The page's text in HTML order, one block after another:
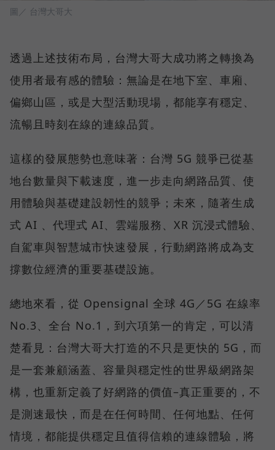
圖／ 台灣大哥大
透過上述技術布局，台灣大哥大成功將之轉換為
使用者最有感的體驗：無論是在地下室、車廂、
偏鄉山區，或是大型活動現場，都能享有穩定、
流暢且時刻在線的連線品質。
這樣的發展態勢也意味著：台灣 5G 競爭已從基
地台數量與下載速度，進一步走向網路品質、使
用體驗與基礎建設韌性的競爭；未來，隨著生成
式 AI 、代理式 AI、雲端服務、XR 沉浸式體驗、
自駕車與智慧城市快速發展，行動網路將成為支
撐數位經濟的重要基礎設施。
總地來看，從 Opensignal 全球 4G／5G 在線率
No.3、全台 No.1，到六項第一的肯定，可以清
楚看見：台灣大哥大打造的不只是更快的 5G，而
是一套兼顧涵蓋、容量與穩定性的世界級網路架
構，也重新定義了好網路的價值–真正重要的，不
是測速最快，而是在任何時間、任何地點、任何
情境，都能提供穩定且值得信賴的連線體驗，將